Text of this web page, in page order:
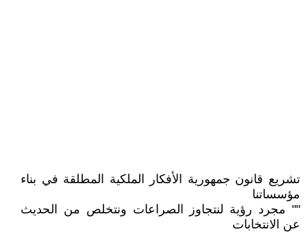
تشريع قانون جمهورية الأفكار الملكية المطلقة في بناء
مؤسساتنا
"" مجرد رؤية لنتجاوز الصراعات ونتخلص من الحديث
عن الانتخابات